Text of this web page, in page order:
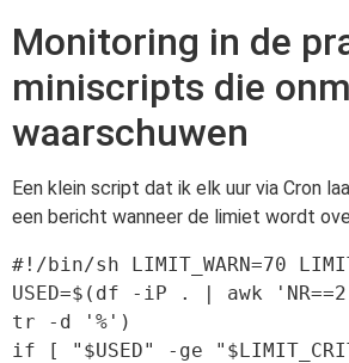
Monitoring in de
miniscripts die
waarschuwen
Een klein script dat ik elk uur via Cron
een bericht wanneer de limiet wordt
#!/bin/sh LIMIT_WARN=70
USED=$(df -iP . | awk
tr -d '%')
if [ "$USED" -ge